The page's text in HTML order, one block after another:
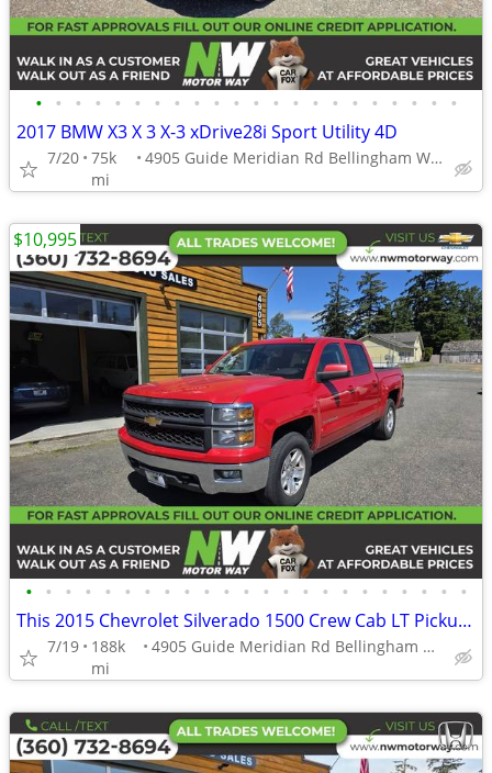
• • • • • • • • • • • • • • • • • • • • • •
2017 BMW X3 X 3 X-3 xDrive28i Sport Utility 4D
7/20 75k
mi
4905 Guide Meridian Rd Bellingham WA 98226
• • • • • • • • • • • • • • • • • • • • • • •
This 2015 Chevrolet Silverado 1500 Crew Cab LT Pickup 4D 5 34 ft Picku
7/19
188k
mi
4905 Guide Meridian Rd Bellingham WA 98226
$10,995